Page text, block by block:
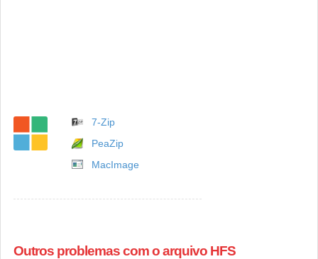
7-Zip
PeaZip
MacImage
Outros problemas com o arquivo HFS